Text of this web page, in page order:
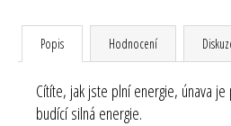
Popis Hodnocení
Cítíte, jak jste plní energie, únava
budící silná energie.